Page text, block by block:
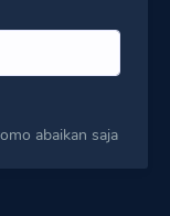
abaikan saja